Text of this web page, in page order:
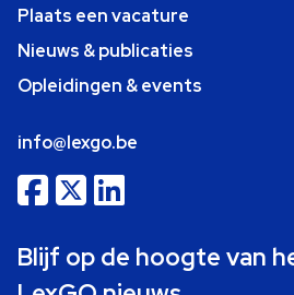
Plaats een vacature
Nieuws & publicaties
Opleidingen & events
info@lexgo.be
Blijf op de hoogte van